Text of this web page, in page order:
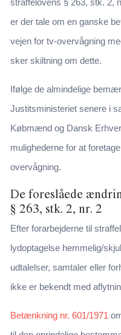
er der tale om en ganske
vejen for tv-overvågning
sker skiltning om dette.
Ifølge de almindelige
Justitsministeriet senere i
Købmænd og Dansk
mulighederne for at
overvågning.
De foreslåede
§ 263, stk. 2, nr. 2
Efter forarbejderne til
lydoptagelse hemmelig/
udtalelser, samtaler eller
ikke er bekendt med
Betænkning nr. 601/1971